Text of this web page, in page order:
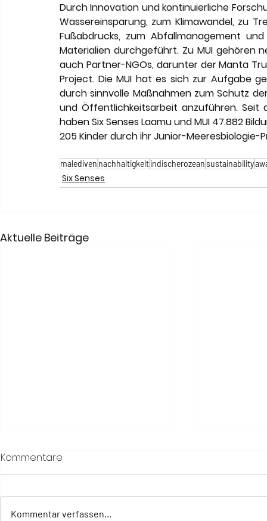
Durch Innovation und kontinuierliche
Wassereinsparung, zum Klimawandel, zu
Fußabdrucks, zum Abfallmanagement
Materialien durchgeführt. Zu MUI gehören
auch Partner-NGOs, darunter der Manta
Project. Die MUI hat es sich zur Aufgabe
durch sinnvolle Maßnahmen zum Schutz
und Öffentlichkeitsarbeit anzuführen. Seit
haben Six Senses Laamu und MUI 47.882
205 Kinder durch ihr Junior-Meeresbiologie-
malediven nachhaltigkeitindischerozeansustainability
Six Senses
Aktuelle Beiträge
Kommentare
Kommentar verfassen...